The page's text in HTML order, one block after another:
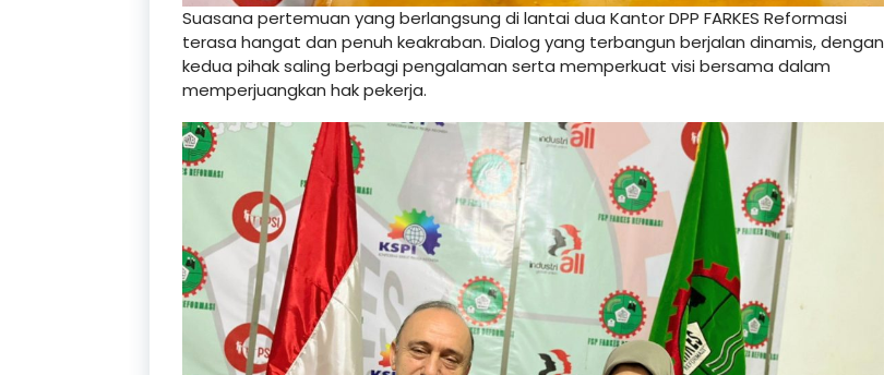
Suasana pertemuan yang berlangsung di lantai dua Kantor DPP FARKES Reformasi
terasa hangat dan penuh keakraban. Dialog yang terbangun berjalan dinamis, dengan
kedua pihak saling berbagi pengalaman serta memperkuat visi bersama dalam
memperjuangkan hak pekerja.